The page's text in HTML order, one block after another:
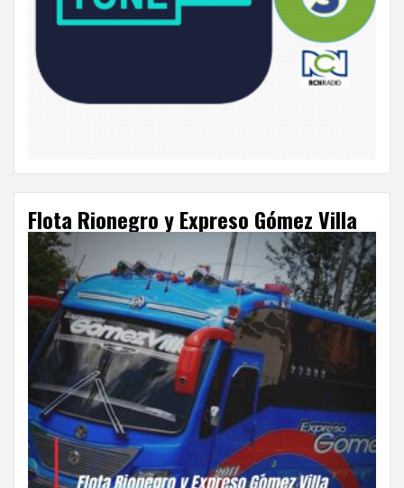
Flota Rionegro y Expreso Gómez Villa